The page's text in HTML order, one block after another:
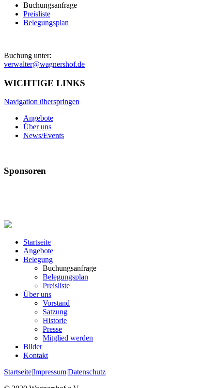
Buchungsanfrage
Preisliste
Belegungsplan
Buchung unter:
verwalter@wagnershof.de
WICHTIGE LINKS
Navigation überspringen
Angebote
Über uns
News/Events
Sponsoren
Startseite
Angebote
Belegung
Buchungsanfrage
Belegungsplan
Preisliste
Über uns
Vorstand
Satzung
Historie
Presse
Mitglied werden
Bilder
Kontakt
Startseite|Impressum|Datenschutz